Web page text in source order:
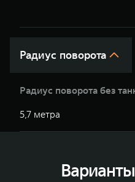
Радиус поворота
Радиус поворота без
5,7 метра